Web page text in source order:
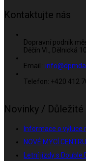
Kontaktujte nás
Dopravní podnik
Děčín VI., Dělnická
Email :
Telefon: +420 412
Novinky / Důležité
Informace o výluce
NOVÉ MYCÍ
Letní jízdy s